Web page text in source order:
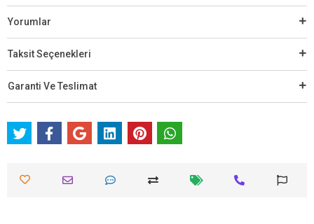
Yorumlar
Taksit Seçenekleri
Garanti Ve Teslimat